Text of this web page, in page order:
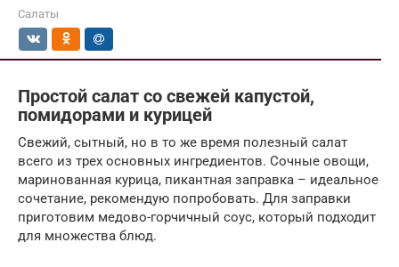
Салаты
Простой салат со свежей капустой,
помидорами и курицей
Свежий, сытный, но в то же время полезный салат
всего из трех основных ингредиентов. Сочные овощи,
маринованная курица, пикантная заправка – идеальное
сочетание, рекомендую попробовать. Для заправки
приготовим медово-горчичный соус, который подходит
для множества блюд.